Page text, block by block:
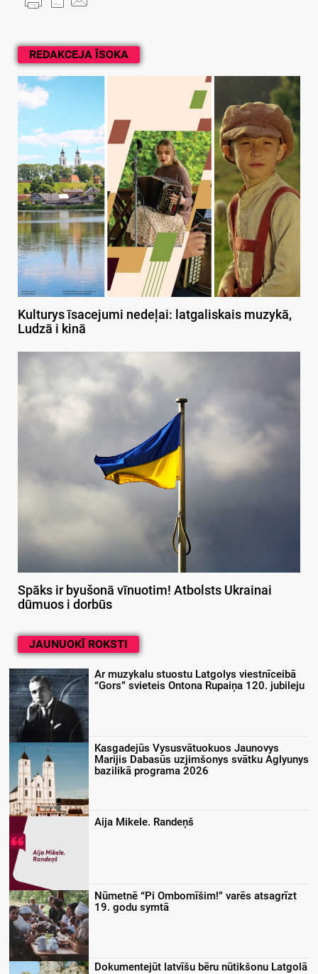
REDAKCEJA ĪSOKA
Kulturys īsacejumi nedeļai: latgaliskais muzykā,
Ludzā i kinā
Spāks ir byušonā vīnuotim! Atbolsts Ukrainai
dūmuos i dorbūs
JAUNUOKĪ ROKSTI
Ar muzykalu stuostu Latgolys viestnīceibā
“Gors” svieteis Ontona Rupaiņa 120. jubileju
Kasgadejūs Vysusvātuokuos Jaunovys
Marijis Dabasūs uzjimšonys svātku Aglyunys
bazilikā programa 2026
Aija Mikele. Randeņš
Nūmetnē “Pi Ombomīšim!” varēs atsagrīzt
19. godu symtā
Dokumentejūt latvīšu bēru nūtikšonu Latgolā